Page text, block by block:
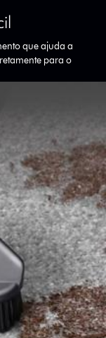
que ajuda a
para o